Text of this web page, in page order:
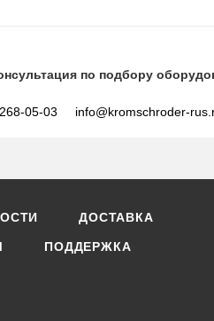
по подбору
05-03 info@kromschroder-
ДОСТАВКА
ПОДДЕРЖКА